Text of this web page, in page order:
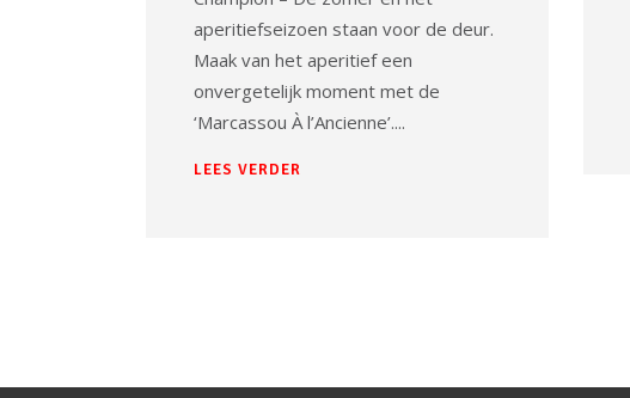
aperitiefseizoen staan voor de deur.
Maak van het aperitief een
onvergetelijk moment met de
‘Marcassou À l’Ancienne’.
LEES VERDER